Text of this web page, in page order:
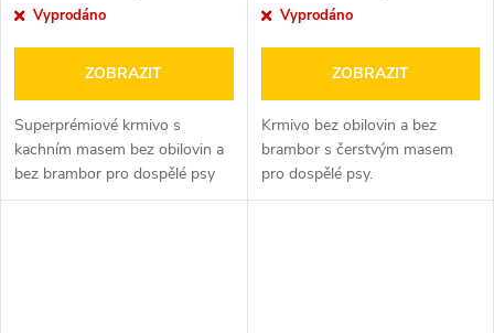
cena:Vyprodáno
ZOBRAZIT
Superprémiové krmivo s
kachním masem bez obilovin a
bez brambor pro dospělé psy
všech plemen.
cena:Vyprodáno
ZOBRAZIT
Krmivo bez obilovin a bez
brambor s čerstvým masem
pro dospělé psy.